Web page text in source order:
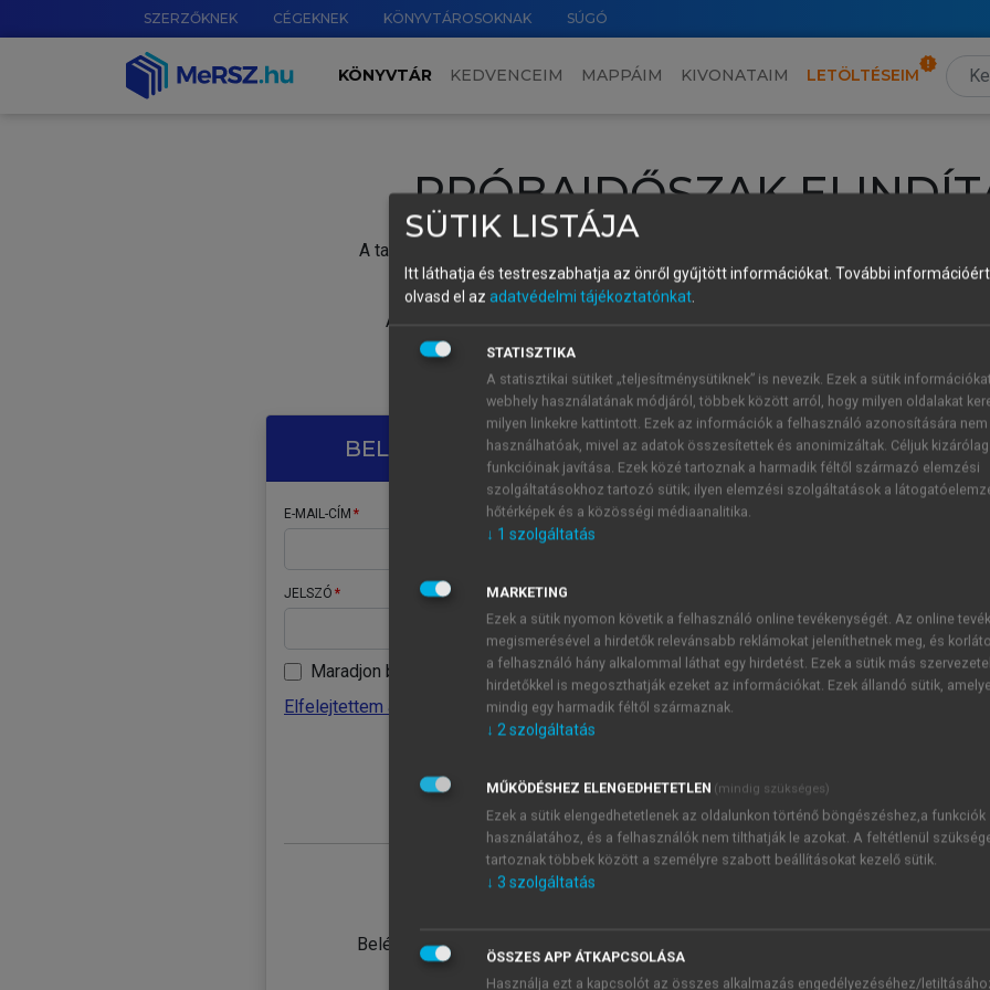
SZERZŐKNEK CÉGEKNEK KÖNYVTÁROSOKNAK SÚGÓ
KÖNYVTÁR KEDVENCEIM MAPPÁIM KIVONATAIM LETÖLTÉSEIM
PRÓBAIDŐSZAK
A tartalom megtekintéséhez lépj be a saját fiókoddal, iskolai azonosítóddal vagy
Új felhasználóként1 óra díjmentes hozzáférésrevagy
A próbaidőszak elindításához,
vagy hozz
A regisztráció után a
BELÉPÉS SAJÁT FIÓKKAL
E-MAIL-CÍM
JELSZÓ
Maradjon belépve
Elfelejtettem a jelszavamat
Belépés intézményi azonosítóval
ÚJ FIÓK
1 óra
JELSZÓ
Kérek értesítést a MeRSZ
Kérek értesítést az
SÜTIK LISTÁJA
Itt láthatja és testreszabhatja az önről gyűjtött információkat. További
olvasd el az adatvédelmi tájékoztatónkat.
STATISZTIKA
A statisztikai sütiket „teljesítménysütiknek” is nevezik. Ezek a sütik
webhely használatának módjáról, többek között arról, hogy milyen oldalakat
milyen linkekre kattintott. Ezek az információk a felhasználó azonosítására nem
használhatóak, mivel az adatok összesítettek és anonimizáltak. Céljuk
funkcióinak javítása. Ezek közé tartoznak a harmadik féltől származó elemzési
szolgáltatásokhoz tartozó sütik; ilyen elemzési szolgáltatások a
hőtérképek és a közösségi médiaanalitika.
↓ 1 szolgáltatás
MARKETING
Ezek a sütik nyomon követik a felhasználó online tevékenységét. Az online
megismerésével a hirdetők relevánsabb reklámokat jeleníthetnek meg, és
a felhasználó hány alkalommal láthat egy hirdetést. Ezek a sütik más
hirdetőkkel is megoszthatják ezeket az információkat. Ezek állandó sütik,
mindig egy harmadik féltől származnak.
↓ 2szolgáltatás
MŰKÖDÉSHEZ ELENGEDHETETLEN (mindig szükséges)
Ezek a sütik elengedhetetlenek az oldalunkon történő böngészéshez,a funkciók
használatához, és a felhasználók nem tilthatják le azokat. A feltétlenül
tartoznak többek között a személyre szabott beállításokat kezelő sütik.
↓ 3 szolgáltatás
ÖSSZES APP ÁTKAPCSOLÁSA
Használja ezt a kapcsolót az összes alkalmazás engedélyezéséhez/